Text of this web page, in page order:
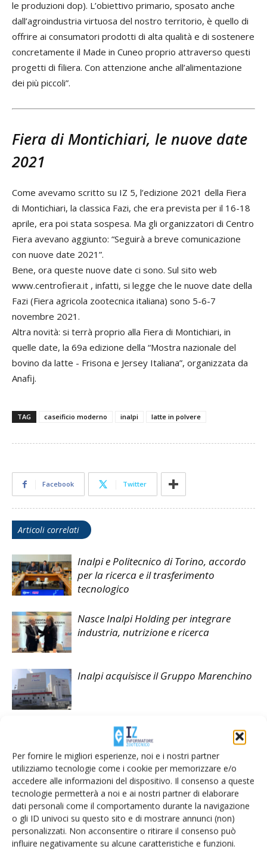
Per fornire le migliori esperienze, noi e i nostri partner
utilizziamo tecnologie come i cookie per memorizzare e/o
accedere alle informazioni del dispositivo. Il consenso a queste
tecnologie permetterà a noi e ai nostri partner di elaborare
dati personali come il comportamento durante la navigazione
o gli ID univoci su questo sito e di mostrare annunci (non)
personalizzati. Non acconsentire o ritirare il consenso può
influire negativamente su alcune caratteristiche e funzioni.
le produzioni dop). L’obiettivo primario, sposato anche
dall’agroindustria virtuosa del nostro territorio, è quello di
offrire ai consumatori prodotti di alta qualità e di sostenere
concretamente il Made in Cuneo proprio attraverso questi
progetti di filiera. Con attenzione anche all’alimentazione
dei più piccoli”.
Fiera di Montichiari, le nuove date
2021
Come avevamo scritto su IZ 5, l’edizione 2021 della Fiera
di Montichiari, la classica Fazi, che era prevista per il 16-18
aprile, era poi stata sospesa. Ma gli organizzatori di Centro
Fiera avevano aggiunto: “Seguirà a breve comunicazione
con nuove date 2021”.
Bene, ora queste nuove date ci sono. Sul sito web
www.centrofiera.it , infatti, si legge che le nuove date della
Fazi (Fiera agricola zootecnica italiana) sono 5-6-7
novembre 2021.
Altra novità: si terrà proprio alla Fiera di Montichiari, in
quelle date, la 69a edizione della “Mostra nazionale del
bovino da latte - Frisona e Jersey Italiana”, organizzata da
Anafij.
TAG caseificio moderno inalpi latte in polvere
Facebook Twitter
Articoli correlati
Inalpi e Politecnico di Torino, accordo
per la ricerca e il trasferimento
tecnologico
Nasce Inalpi Holding per integrare
industria, nutrizione e ricerca
Inalpi acquisisce il Gruppo Marenchino
LASCIA UN COMMENTO